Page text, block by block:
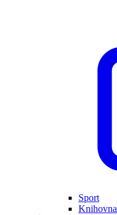
Sport
Knihovna